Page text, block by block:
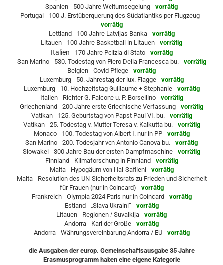
Spanien - 500 Jahre Weltumsegelung - vorrätig
Portugal - 100 J. Erstüberquerung des Südatlantiks per Flugzeug -
vorrätig
Lettland - 100 Jahre Latvijas Banka - vorrätig
Litauen - 100 Jahre Basketball in Litauen - vorrätig
Italien - 170 Jahre Polizia di Stato - vorrätig
San Marino - 530. Todestag von Piero Della Francesca bu. - vorrätig
Belgien - Covid-Pflege - vorrätig
Luxemburg - 50. Jahrestag der lux. Flagge - vorrätig
Luxemburg - 10. Hochzeitstag Guillaume + Stephanie - vorrätig
Italien - Richter G. Falcone u. P. Borsellino - vorrätig
Griechenland - 200 Jahre erste Griechische Verfassung - vorrätig
Vatikan - 125. Geburtstag von Papst Paul VI. bu. - vorrätig
Vatikan - 25. Todestag v. Mutter Teresa v. Kalkutta bu. - vorrätig
Monaco - 100. Todestag von Albert I. nur in PP - vorrätig
San Marino - 200. Todesjahr von Antonio Canova bu. - vorrätig
Slowakei - 300 Jahre Bau der ersten Dampfmaschine - vorrätig
Finnland - Klimaforschung in Finnland - vorrätig
Malta - Hypogäum von Ħal-Saflieni - vorrätig
Malta - Resolution des UN-Sicherheitsrats zu Frieden und Sicherheit
für Frauen (nur in Coincard) - vorrätig
Frankreich - Olympia 2024 Paris nur in Coincard - vorrätig
Estland - „Slava Ukraini“ - vorrätig
Litauen - Regionen / Suvalkija - vorrätig
Andorra - Karl der Große - vorrätig
Andorra - Währungsvereinbarung Andorra / EU - vorrätig
die Ausgaben der europ. Gemeinschaftsausgabe 35 Jahre
Erasmusprogramm haben eine eigene Kategorie